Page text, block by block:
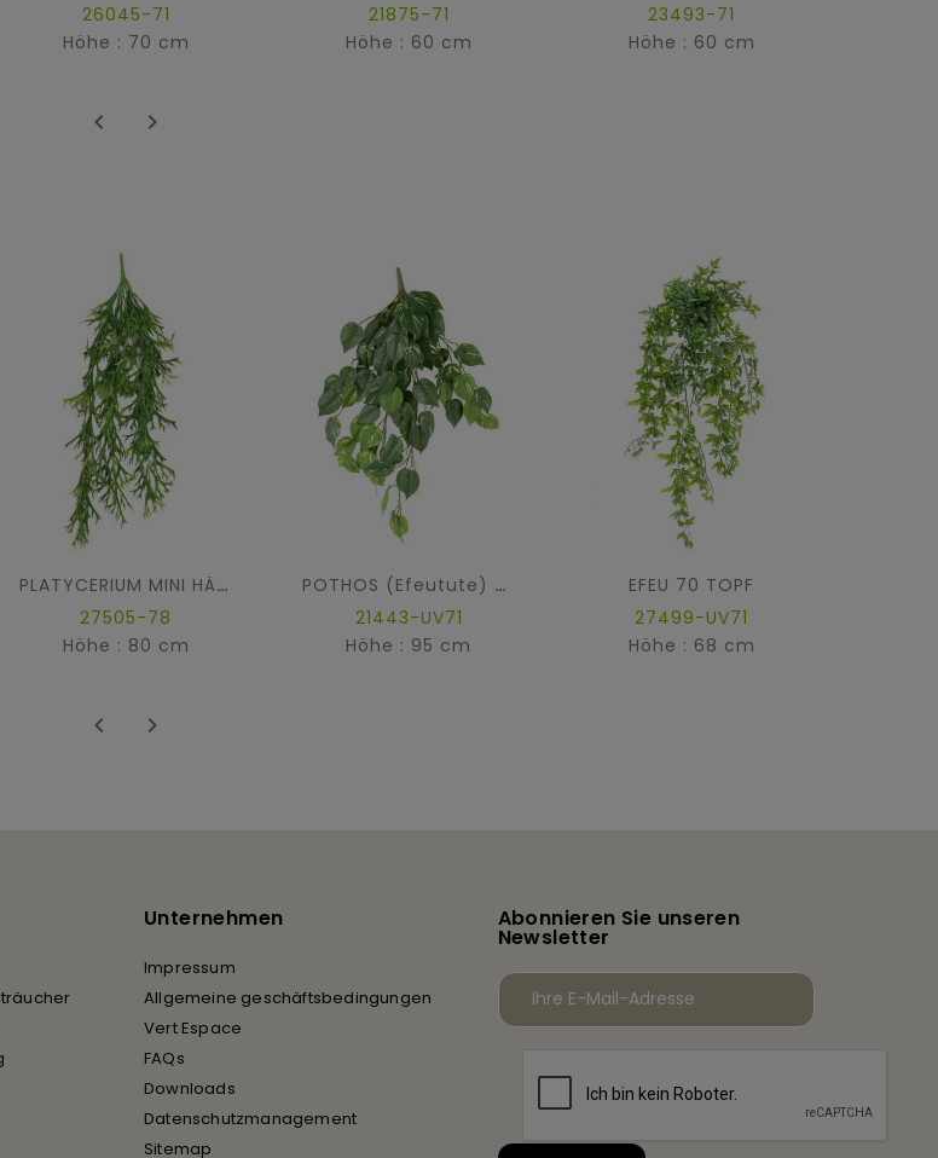
26045-71
Höhe : 70 cm
21875-71
Höhe : 60 cm
23493-71
Höhe : 60 cm
 
PLATYCERIUM MINI HÄNGEKUNSTPFLANZE
27505-78
Höhe : 80 cm
POTHOS (Efeutute) HÄNGEKUNSTPFLANZE 95 UV-BESTÄNDIG
21443-UV71
Höhe : 95 cm
EFEU 70 TOPF
27499-UV71
Höhe : 68 cm
 
Unternehmen
Impressum
Allgemeine geschäftsbedingungen
Vert Espace
FAQs
Downloads
Datenschutzmanagement
Sitemap
Abonnieren Sie unseren
Newsletter